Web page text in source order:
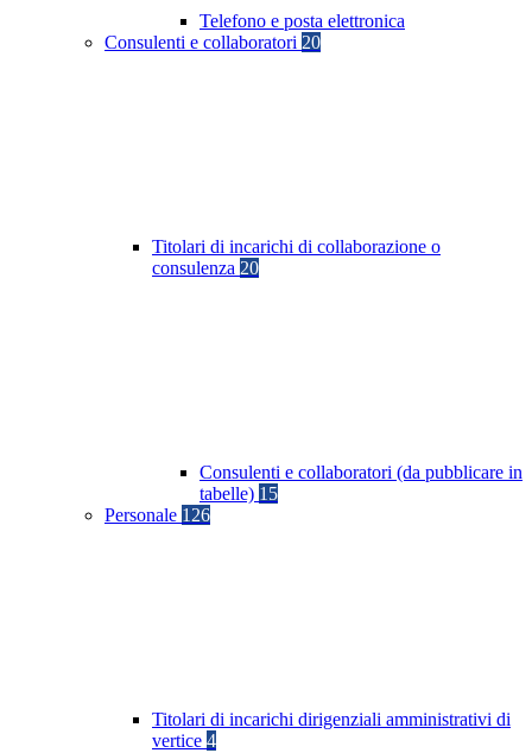
Telefono e posta elettronica
Consulenti e collaboratori 20
Titolari di incarichi di collaborazione o
consulenza 20
Consulenti e collaboratori (da pubblicare in
tabelle) 15
Personale 126
Titolari di incarichi dirigenziali amministrativi di
vertice 4